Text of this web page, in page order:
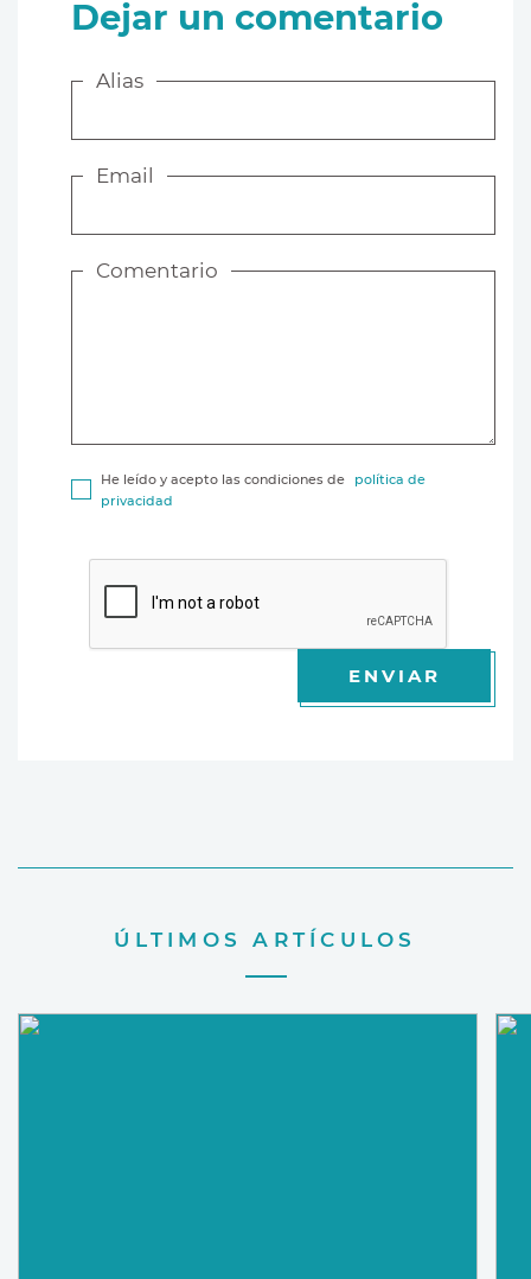
Dejar un comentario
Alias
Email
Comentario
He leído y acepto las condiciones de
política de
privacidad
ENVIAR
ÚLTIMOS ARTÍCULOS